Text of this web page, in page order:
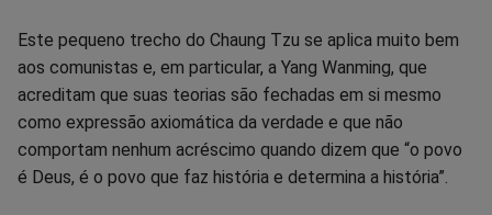
Este pequeno trecho do Chaung Tzu se aplica muito bem
aos comunistas e, em particular, a Yang Wanming, que
acreditam que suas teorias são fechadas em si mesmo
como expressão axiomática da verdade e que não
comportam nenhum acréscimo quando dizem que “o povo
é Deus, é o povo que faz história e determina a história”.